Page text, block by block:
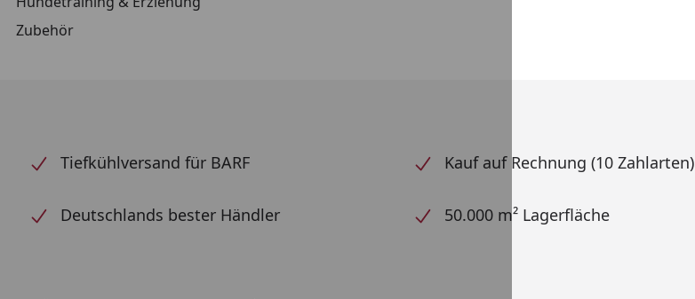
Zubehör
Tiefkühlversand für BARF Kauf auf Rechnung (10 Zahlarten)
Deutschlands bester Händler 50.000 m² Lagerfläche